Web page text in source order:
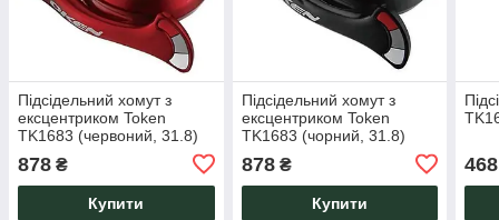
Підсідельний хомут з
ексцентриком Token
TK1683 (червоний, 31.8)
878 ₴
Купити
Підсідельний хомут з
ексцентриком Token
TK1683 (чорний, 31.8)
878₴
Купити
468